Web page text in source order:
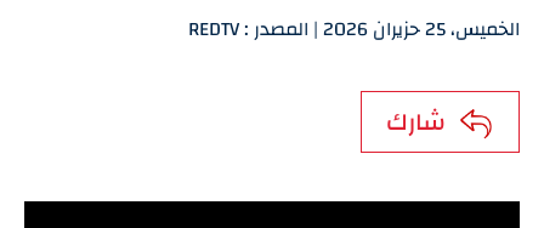
الخميس، 25 حزيران 2026 | المصدر : REDTV
شارك